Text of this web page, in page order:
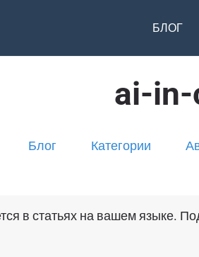
БЛОГ
ai-
Блог Категории